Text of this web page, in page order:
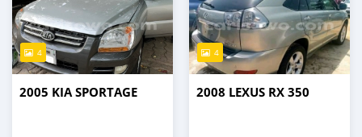
4
2005 KIA SPORTAGE
4
2008 LEXUS RX 350